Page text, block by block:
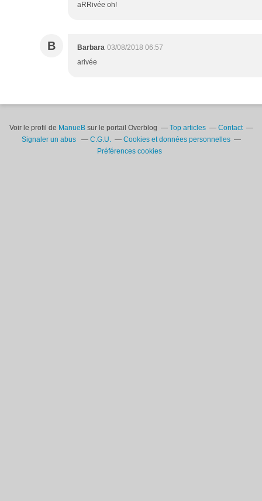
aRRivée oh!
B Barbara 03/08/2018 06:57
arivée
Voir le profil de ManueBsur le portail Overblog Top articles
Contact
Signaler un abus
C.G.U.
Cookies et données personnelles
Préférences cookies